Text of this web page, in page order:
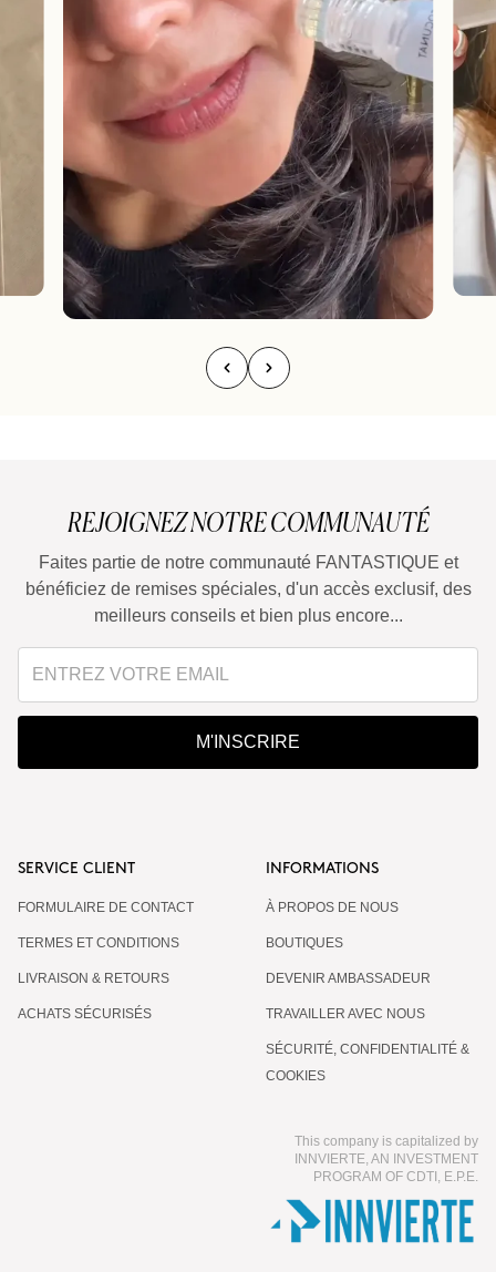
REJOIGNEZ NOTRE COMMUNAUTÉ
Faites partie de notre communauté FANTASTIQUE et
bénéficiez de remises spéciales, d'un accès exclusif, des
meilleurs conseils et bien plus encore...
M'INSCRIRE
SERVICE CLIENT
FORMULAIRE DE CONTACT
TERMES ET CONDITIONS
LIVRAISON & RETOURS
ACHATS SÉCURISÉS
INFORMATIONS
À PROPOS DE NOUS
BOUTIQUES
DEVENIR AMBASSADEUR
TRAVAILLER AVEC NOUS
SÉCURITÉ, CONFIDENTIALITÉ &
COOKIES
This company is capitalized by
INNVIERTE, AN INVESTMENT
PROGRAM OF CDTI, E.P.E.